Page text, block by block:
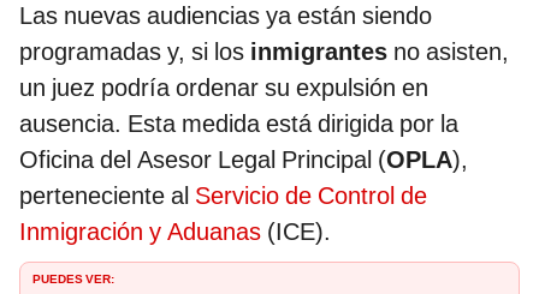
Las nuevas audiencias ya están siendo
programadas y, si los inmigrantes no asisten,
un juez podría ordenar su expulsión en
ausencia. Esta medida está dirigida por la
Oficina del Asesor Legal Principal (OPLA),
perteneciente al Servicio de Control de
Inmigración y Aduanas (ICE).
PUEDES VER: